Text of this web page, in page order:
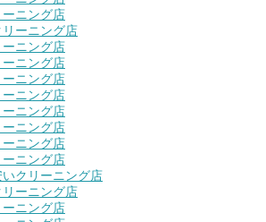
ニング店
ーニング店
ニング店
ニング店
ニング店
ニング店
ニング店
ニング店
ニング店
ニング店
クリーニング店
ーニング店
ニング店